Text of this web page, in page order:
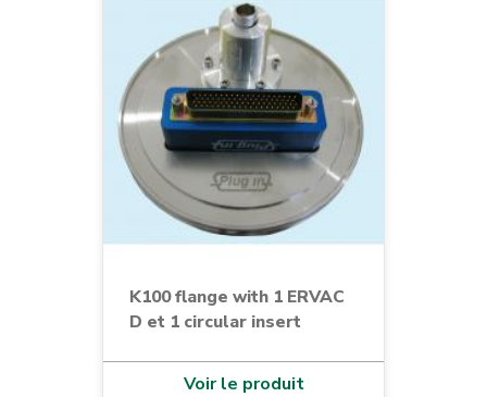
K100 flange with 1 ERVAC
D et 1 circular insert
Voir le produit